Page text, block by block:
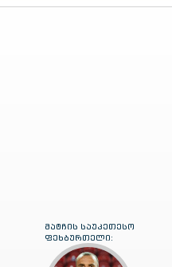
მატჩის საუკეთესო
ფეხბურთელი: